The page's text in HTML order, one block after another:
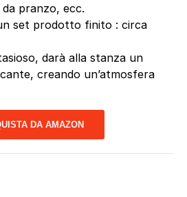
pranzo, ecc.
set prodotto finito : circa
darà alla stanza un
creando un’atmosfera
DA AMAZON